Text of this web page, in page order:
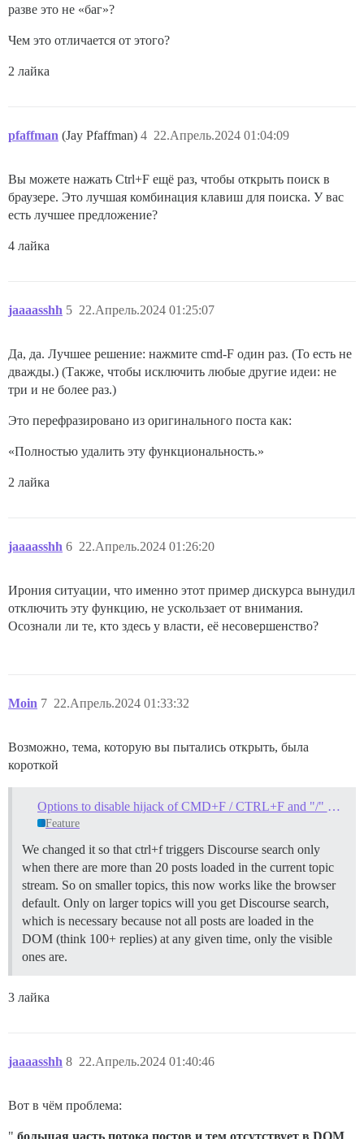
разве это не «баг»?
Чем это отличается от этого?
2 лайка
pfaffman (Jay Pfaffman) 22.Апрель.2024 01:04:09
4
Вы можете нажать Ctrl+F ещё раз, чтобы открыть поиск в
браузере. Это лучшая комбинация клавиш для поиска. У вас
есть лучшее предложение?
4 лайка
jaaaasshh 22.Апрель.2024 01:25:07
5
Да, да. Лучшее решение: нажмите cmd-F один раз. (То есть не
дважды.) (Также, чтобы исключить любые другие идеи: не
три и не более раз.)
Это перефразировано из оригинального поста как:
«Полностью удалить эту функциональность.»
2 лайка
jaaaasshh 22.Апрель.2024 01:26:20
6
Ирония ситуации, что именно этот пример дискурса вынудил
отключить эту функцию, не ускользает от внимания.
Осознали ли те, кто здесь у власти, её несовершенство?
Moin 22.Апрель.2024 01:33:32
7
Возможно, тема, которую вы пытались открыть, была
короткой
Options to disable hijack of CMD+F / CTRL+F and "/" keys for search?
Feature
We changed it so that ctrl+f triggers Discourse search only
when there are more than 20 posts loaded in the current topic
stream. So on smaller topics, this now works like the browser
default. Only on larger topics will you get Discourse search,
which is necessary because not all posts are loaded in the
DOM (think 100+ replies) at any given time, only the visible
ones are.
3 лайка
jaaaasshh 22.Апрель.2024 01:40:46
8
Вот в чём проблема: